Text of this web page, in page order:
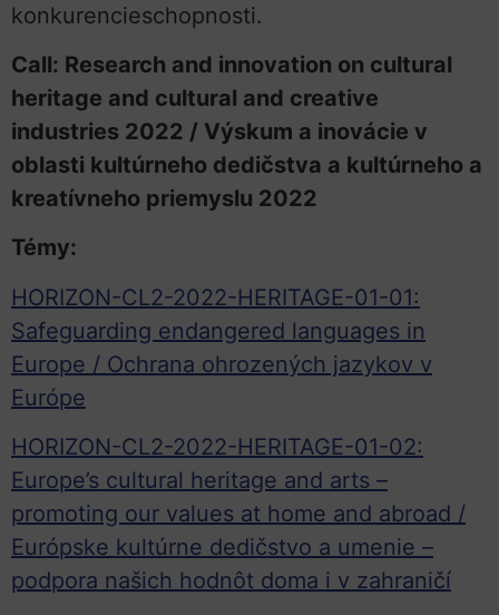
konkurencieschopnosti.
Call: Research and innovation on cultural
heritage and cultural and creative
industries 2022 / Výskum a inovácie v
oblasti kultúrneho dedičstva a kultúrneho a
kreatívneho priemyslu 2022
Témy:
HORIZON-CL2-2022-HERITAGE-01-01:
Safeguarding endangered languages in
Europe / Ochrana ohrozených jazykov v
Európe
HORIZON-CL2-2022-HERITAGE-01-02:
Europe’s cultural heritage and arts –
promoting our values at home and abroad /
Európske kultúrne dedičstvo a umenie –
podpora našich hodnôt doma i v zahraničí